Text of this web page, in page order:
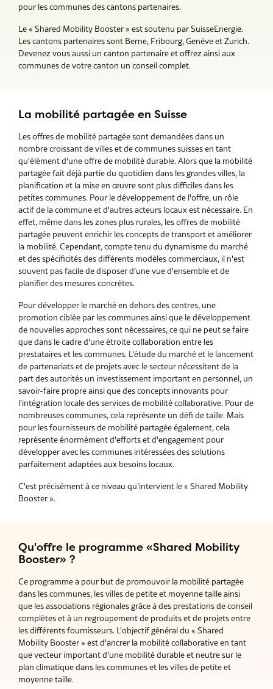
pour les communes des cantons partenaires.
Le « Shared Mobility Booster » est soutenu par SuisseEnergie.
Les cantons partenaires sont Berne, Fribourg, Genève et Zurich.
Devenez vous aussi un canton partenaire et offrez ainsi aux
communes de votre canton un conseil complet.
La mobilité partagée en Suisse
Les offres de mobilité partagée sont demandées dans un
nombre croissant de villes et de communes suisses en tant
qu'élément d'une offre de mobilité durable. Alors que la mobilité
partagée fait déjà partie du quotidien dans les grandes villes, la
planification et la mise en œuvre sont plus difficiles dans les
petites communes. Pour le développement de l'offre, un rôle
actif de la commune et d'autres acteurs locaux est nécessaire. En
effet, même dans les zones plus rurales, les offres de mobilité
partagée peuvent enrichir les concepts de transport et améliorer
la mobilité. Cependant, compte tenu du dynamisme du marché
et des spécificités des différents modèles commerciaux, il n'est
souvent pas facile de disposer d'une vue d'ensemble et de
planifier des mesures concrètes.
Pour développer le marché en dehors des centres, une
promotion ciblée par les communes ainsi que le développement
de nouvelles approches sont nécessaires, ce qui ne peut se faire
que dans le cadre d'une étroite collaboration entre les
prestataires et les communes. L'étude du marché et le lancement
de partenariats et de projets avec le secteur nécessitent de la
part des autorités un investissement important en personnel, un
savoir-faire propre ainsi que des concepts innovants pour
l'intégration locale des services de mobilité collaborative. Pour de
nombreuses communes, cela représente un défi de taille. Mais
pour les fournisseurs de mobilité partagée également, cela
représente énormément d'efforts et d'engagement pour
développer avec les communes intéressées des solutions
parfaitement adaptées aux besoins locaux.
C'est précisément à ce niveau qu'intervient le « Shared Mobility
Booster ».
Qu'offre le programme «Shared Mobility
Booster» ?
Ce programme a pour but de promouvoir la mobilité partagée
dans les communes, les villes de petite et moyenne taille ainsi
que les associations régionales grâce à des prestations de conseil
complètes et à un regroupement de produits et de projets entre
les différents fournisseurs. L'objectif général du « Shared
Mobility Booster » est d'ancrer la mobilité collaborative en tant
que vecteur important d'une mobilité durable et neutre sur le
plan climatique dans les communes et les villes de petite et
moyenne taille.